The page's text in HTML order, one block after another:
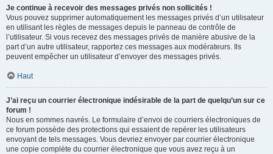
Je continue à recevoir des messages privés non sollicités !
Vous pouvez supprimer automatiquement les messages privés d’un utilisateur
en utilisant les règles de messages depuis le panneau de contrôle de
l’utilisateur. Si vous recevez des messages privés de manière abusive de la
part d’un autre utilisateur, rapportez ces messages aux modérateurs. Ils
peuvent empêcher un utilisateur d’envoyer des messages privés.
Haut
J’ai reçu un courrier électronique indésirable de la part de quelqu’un sur ce
forum !
Nous en sommes navrés. Le formulaire d’envoi de courriers électroniques de
ce forum possède des protections qui essaient de repérer les utilisateurs
envoyant de tels messages. Vous devriez envoyer par courrier électronique
une copie complète du courrier électronique que vous avez reçu à un